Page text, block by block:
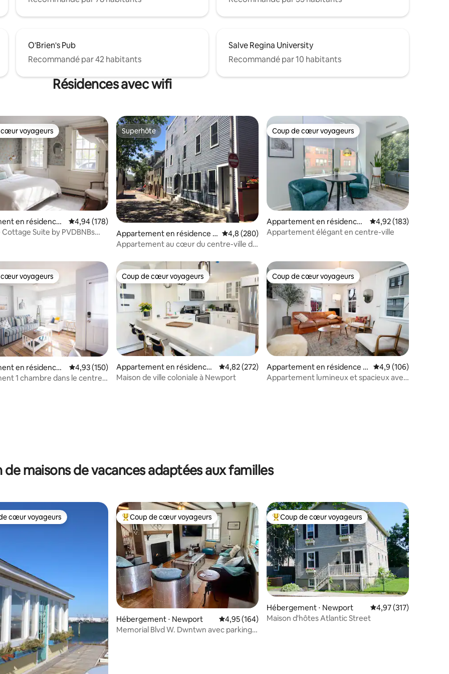
O'Brien's Pub
Recommandé par 42 habitants
Salve Regina University
Recommandé par 10 habitants
Résidences avec wifi
base de 120 commentaires : 4,91 sur 5
cœur voyageurs
voyageurs
en résidence ⋅
Évaluation moyenne sur la base de 178 commentaires : 4,94 sur 5
4,94 (178)
Cottage Suite by PVDBNBs
Superhôte
Superhôte
Appartement en résidence ⋅
Newport
Évaluation moyenne sur la base de 280 commentaires : 4,8 sur 5
4,8 (280)
Appartement au cœur du centre-ville de
Coup de cœur voyageurs
Coup de cœur voyageurs
Appartement en résidence ⋅
Providence
Évaluation moyenne
4,92 (183)
Appartement élégant en centre-ville
base de 256 commentaires : 4,84 sur 5
cœur voyageurs
voyageurs
en résidence ⋅
Évaluation moyenne sur la base de 150 commentaires : 4,93 sur 5
4,93 (150)
1 chambre dans le centre-
Coup de cœur voyageurs
Coup de cœur voyageurs
Appartement en résidence ⋅
Newport
Évaluation moyenne sur la base de 272 commentaires : 4,82 sur 5
4,82 (272)
Maison de ville coloniale à Newport
Coup de cœur voyageurs
Coup de cœur voyageurs
Appartement en résidence ⋅
Newport
Évaluation moyenne
4,9 (106)
Appartement lumineux et spacieux avec
de maisons de vacances adaptées aux familles
la base de 105 commentaires : 5 sur 5
cœur voyageurs les plus appréciés
cœur voyageurs Coups de cœur voyageurs les plus appréciés
Coup de cœur voyageurs
Hébergement ⋅ Newport Évaluation moyenne sur la base de 164 commentaires : 4,95 sur 5
4,95 (164)
Memorial Blvd W. Dwntwn avec parking
Coups de cœur voyageurs les plus appréciés
Coup de cœur voyageurs
Hébergement ⋅ Newport Évaluation moyenne
4,97 (317)
Maison d'hôtes Atlantic Street